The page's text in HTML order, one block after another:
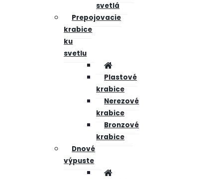
svetlá
Prepojovacie
krabice
ku
svetlu
Plastové
krabice
Nerezové
krabice
Bronzové
krabice
Dnové
výpuste